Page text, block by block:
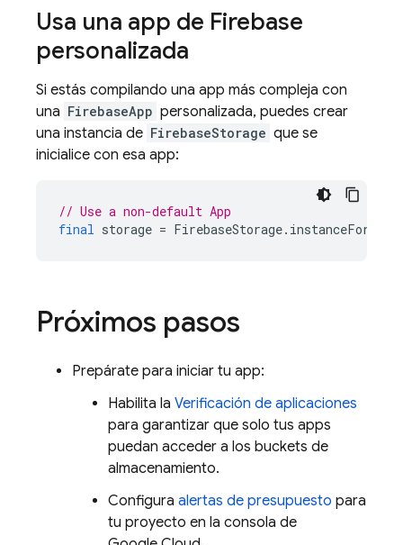
Usa una app de Firebase
personalizada
Si estás compilando una app más compleja con
una FirebaseApp personalizada, puedes crear
una instancia de FirebaseStorage que se
inicialice con esa app:
// Use a non-default App
final storage = FirebaseStorage. instanceFor
Próximos pasos
Prepárate para iniciar tu app:
Habilita la Verificación de aplicaciones
para garantizar que solo tus apps
puedan acceder a los buckets de
almacenamiento.
Configura alertas de presupuesto para
tu proyecto en la consola de